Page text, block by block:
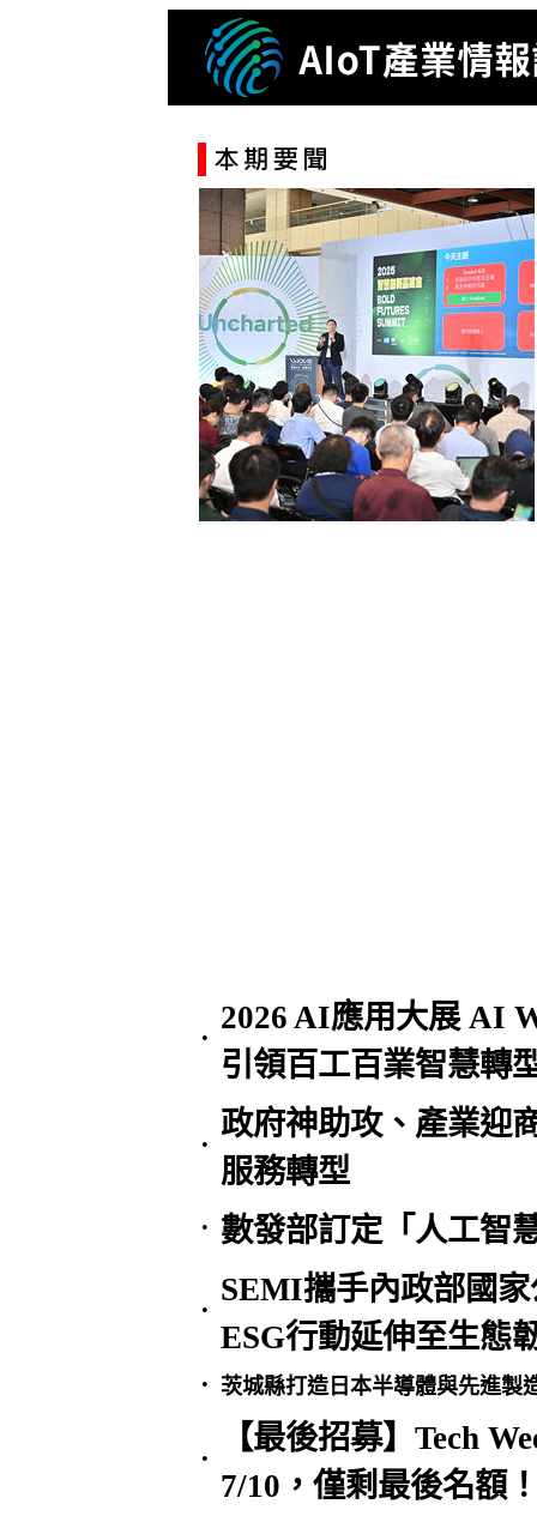
•
2026 AI應用大展 AI
引領百工百業智慧轉
•
政府神助攻、產業迎
服務轉型
• 數發部訂定「人工智
•
SEMI攜手內政部國
ESG行動延伸至生態
• 茨城縣打造日本半導體與先進製
•
【最後招募】Tech
7/10，僅剩最後名額